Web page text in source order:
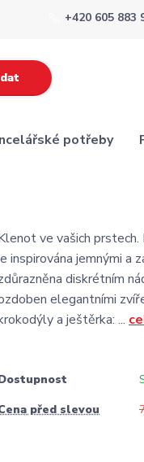
+420 605 883
potřeby
ve vašich
inspirována jemnými a
diskrétním
elegantními
a ještěrka: ...
před slevou